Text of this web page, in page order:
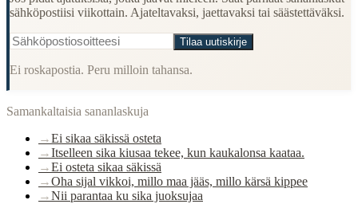
sähköpostiisi viikottain. Ajateltavaksi, jaettavaksi tai säästettäväksi.
Tilaa uutiskirje
Ei roskapostia. Peru milloin tahansa.
Samankaltaisia sananlaskuja
→Ei sikaa säkissä osteta
→Itselleen sika kiusaa tekee, kun kaukalonsa kaataa.
→Ei osteta sikaa säkissä
→Oha sijal vikkoi, millo maa jääs, millo kärsä kippee
→Nii parantaa ku sika juoksujaa